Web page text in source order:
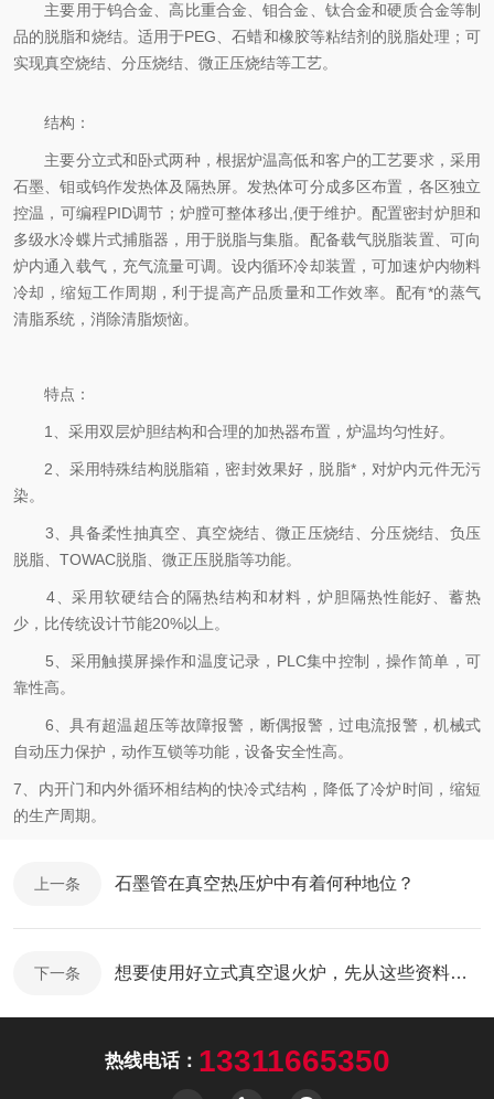
主要用于钨合金、高比重合金、钼合金、钛合金和硬质合金等制
品的脱脂和烧结。适用于PEG、石蜡和橡胶等粘结剂的脱脂处理；可
实现真空烧结、分压烧结、微正压烧结等工艺。
结构：
主要分立式和卧式两种，根据炉温高低和客户的工艺要求，采用
石墨、钼或钨作发热体及隔热屏。发热体可分成多区布置，各区独立
控温，可编程PID调节；炉膛可整体移出,便于维护。配置密封炉胆和
多级水冷蝶片式捕脂器，用于脱脂与集脂。配备载气脱脂装置、可向
炉内通入载气，充气流量可调。设内循环冷却装置，可加速炉内物料
冷却，缩短工作周期，利于提高产品质量和工作效率。配有*的蒸气
清脂系统，消除清脂烦恼。
特点：
1、采用双层炉胆结构和合理的加热器布置，炉温均匀性好。
2、采用特殊结构脱脂箱，密封效果好，脱脂*，对炉内元件无污
染。
3、具备柔性抽真空、真空烧结、微正压烧结、分压烧结、负压
脱脂、TOWAC脱脂、微正压脱脂等功能。
4、采用软硬结合的隔热结构和材料，炉胆隔热性能好、蓄热
少，比传统设计节能20%以上。
5、采用触摸屏操作和温度记录，PLC集中控制，操作简单，可
靠性高。
6、具有超温超压等故障报警，断偶报警，过电流报警，机械式
自动压力保护，动作互锁等功能，设备安全性高。
7、内开门和内外循环相结构的快冷式结构，降低了冷炉时间，缩短
的生产周期。
上一条 石墨管在真空热压炉中有着何种地位？
下一条 想要使用好立式真空退火炉，先从这些资料开始
热线电话： 13311665350